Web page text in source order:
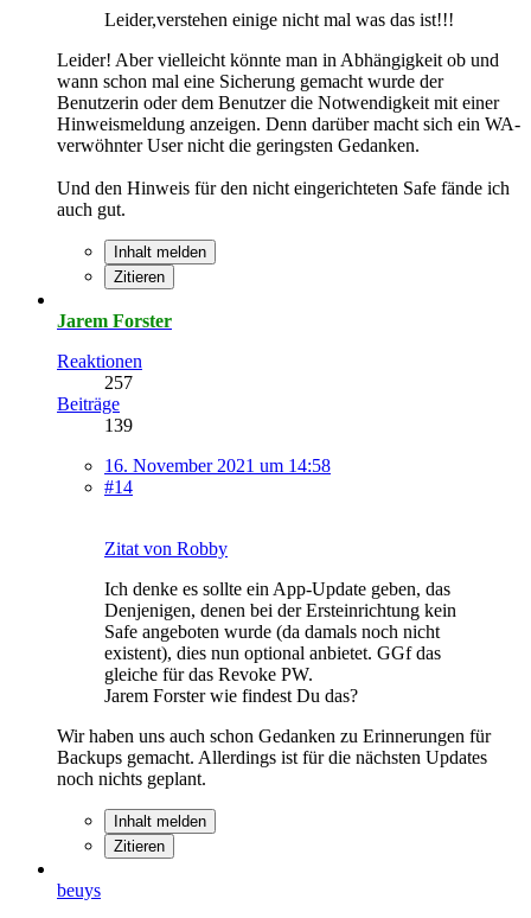
Leider,verstehen einige nicht mal was das ist!!!
Leider! Aber vielleicht könnte man in Abhängigkeit ob und
wann schon mal eine Sicherung gemacht wurde der
Benutzerin oder dem Benutzer die Notwendigkeit mit einer
Hinweismeldung anzeigen. Denn darüber macht sich ein WA-
verwöhnter User nicht die geringsten Gedanken.
Und den Hinweis für den nicht eingerichteten Safe fände ich
auch gut.
Inhalt melden
Zitieren
Jarem Forster
Reaktionen
257
Beiträge
139
16. November 2021 um 14:58
#14
Zitat von Robby
Ich denke es sollte ein App-Update geben, das
Denjenigen, denen bei der Ersteinrichtung kein
Safe angeboten wurde (da damals noch nicht
existent), dies nun optional anbietet. GGf das
gleiche für das Revoke PW.
Jarem Forster wie findest Du das?
Wir haben uns auch schon Gedanken zu Erinnerungen für
Backups gemacht. Allerdings ist für die nächsten Updates
noch nichts geplant.
Inhalt melden
Zitieren
beuys